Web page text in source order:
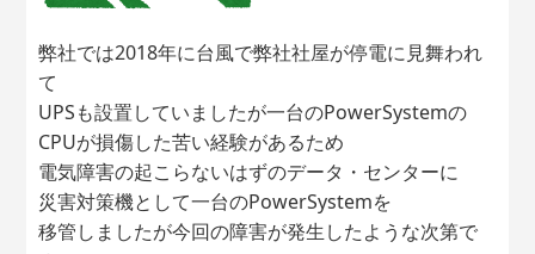
弊社では2018年に台風で弊社社屋が停電に見舞われ
て
UPSも設置していましたが一台のPowerSystemの
CPUが損傷した苦い経験があるため
電気障害の起こらないはずのデータ・センターに
災害対策機として一台のPowerSystemを
移管しましたが今回の障害が発生したような次第で